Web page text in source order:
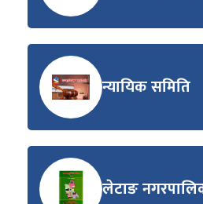
न्यायिक समिति
लेटाङ